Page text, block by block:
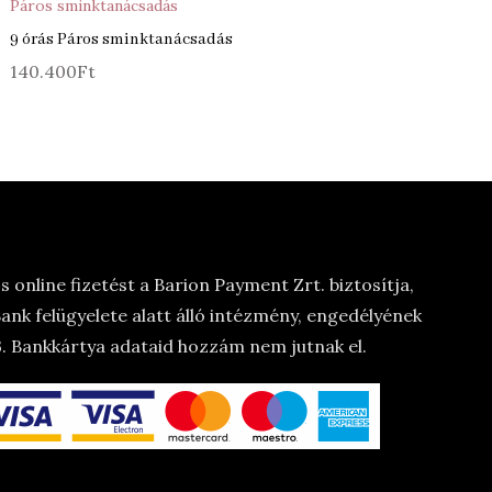
Páros sminktanácsadás
9 órás Páros sminktanácsadás
140.400Ft
online fizetést a Barion Payment Zrt. biztosítja,
felügyelete alatt álló intézmény, engedélyének
adataid hozzám nem jutnak el.